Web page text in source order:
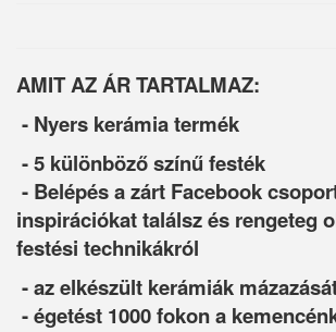
AMIT AZ ÁR TARTALMAZ:
- Nyers kerámia termék
- 5 különböző színű festék
- Belépés a zárt Facebook
inspirációkat találsz és rengeteg
festési technikákról
- az elkészült kerámiák
- égetést 1000 fokon a